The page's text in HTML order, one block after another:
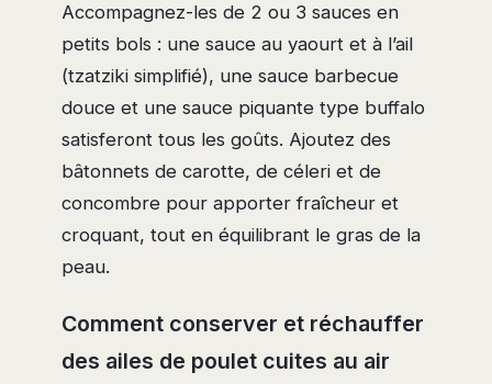
Accompagnez-les de 2 ou 3 sauces en
petits bols : une sauce au yaourt et à l’ail
(tzatziki simplifié), une sauce barbecue
douce et une sauce piquante type buffalo
satisferont tous les goûts. Ajoutez des
bâtonnets de carotte, de céleri et de
concombre pour apporter fraîcheur et
croquant, tout en équilibrant le gras de la
peau.
Comment conserver et réchauffer
des ailes de poulet cuites au air